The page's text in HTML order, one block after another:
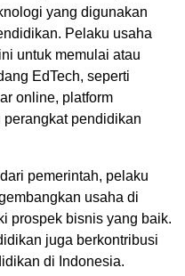
yang digunakan
Pelaku usaha
untuk memulai atau
EdTech, seperti
online, platform
pendidikan
pemerintah, pelaku
usaha di
prospek bisnis yang baik.
juga berkontribusi
di Indonesia.